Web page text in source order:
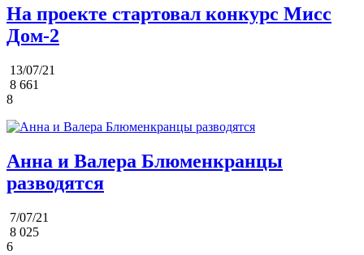
На проекте стартовал конкурс Мисс
Дом-2
13/07/21
8 661
8
Анна и Валера Блюменкранцы
разводятся
7/07/21
8 025
6